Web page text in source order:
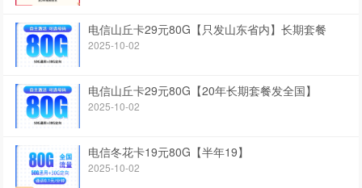
电信山丘卡29元80G【只发山东省内】长期套餐
2025-10-02
电信山丘卡29元80G【20年长期套餐发全国】
2025-10-02
电信冬花卡19元80G【半年19】
2025-10-02